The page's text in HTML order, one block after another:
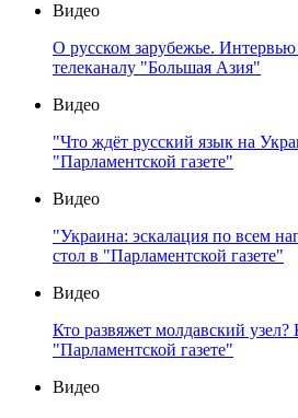
Видео
О русском зарубежье. Интервью
телеканалу "Большая Азия"
Видео
"Что ждёт русский язык на
"Парламентской газете"
Видео
"Украина: эскалация по всем
стол в "Парламентской газете"
Видео
Кто развяжет молдавский узел?
"Парламентской газете"
Видео